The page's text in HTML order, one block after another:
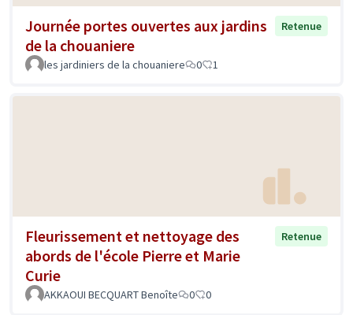
Journée portes ouvertes aux jardins
de la chouaniere
Retenue
les jardiniers de la chouaniere 0 1
Fleurissement et nettoyage des
abords de l'école Pierre et Marie
Curie
Retenue
AKKAOUI BECQUART Benoîte 0 0